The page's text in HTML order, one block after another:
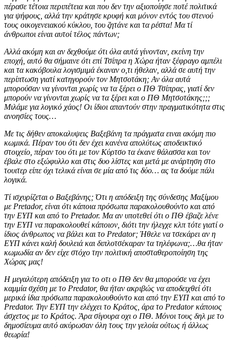
πέρασε τέτοια περιπέτεια και που δεν την αξιοποίησε ποτέ πολιτικά
για ψήφους, αλλά την κράτησε κρυφή και μόνον εντός του στενού
τους οικογενειακού κύκλου, του ζητάνε και τα ρέστα! Μα τί
άνθρωποι είναι αυτοί τέλος πάντων;
Αλλά ακόμη και αν δεχθούμε ότι όλα αυτά γίνονταν, εκείνη την
εποχή, αυτό θα σήμαινε ότι επί Τσίπρα η Χώρα ήταν ξέφραγο αμπέλι
και τα κακόβουλα λογισμιμά έκαναν ο,τι ήθελαν, αλλά σε αυτή την
περίπτωση γιατί κατηγορούν τον Μητσοτάκη; Αν όλα αυτά
μπορούσαν να γίνονται χωρίς να τα ξέρει ο ΠΘ Τσίπρας, γιατί δεν
μπορούν να γίνονται χωρίς να τα ξέρει και ο ΠΘ Μητσοτάκης;;;
Μιλάμε για λογικό χάος! Οι ίδιοι απαντούν στην πραγματικότητα στις
ανοησίες τους…
Με τις δήθεν αποκαλυψεις Βαξεβάνη τα πράγματα ειναι ακόμη πιο
κωμικά. Πέραν του ότι δεν έχει κανένα απολύτως αποδεικτικό
στοιχείο, πέραν του ότι με τον Κύρτσο τα έκανε θάλασσα και τον
έβαλε στο εξώφυλλο και στις δυο λίστες και μετά με ανάρτηση στο
τουιτερ είπε όχι τελικά είναι σε μία από τις δύο… ας τα δούμε πάλι
λογικά.
Τί ισχυρίζεται ο Βαξεβάνης; Ότι η απόδειξη της σύνδεσης Μαξίμου
με Pretador, είναι ότι κάποια πρόσωπα παρακολουθούντο και από
την ΕΥΠ και από το Pretador. Μα αν υποτεθεί ότι ο ΠΘ έβαζε λένε
την ΕΥΠ να παρακολουθεί κάποιον, διότι την ήλεγχε κλπ τότε γιατί ο
ίδιος άνθρωπος να βάλει και το Predator; Ήθελε να τσεκάρει αν η
ΕΥΠ κάνει καλή δουλειά και διπλοτσέκαραν τα τηλέφωνα;…θα ήταν
κωμωδία αν δεν είχε στόχο την πολιτική αποσταθεροποίηση της
Χώρας μας!
Η μεγαλύτερη απόδειξη για το οτι ο ΠΘ δεν θα μπορούσε να έχει
καμμία σχέση με το Predator, θα ήταν ακριβώς να αποδειχθεί ότι
μερικά ίδια πρόσωπα παρακολουθούντο και από την ΕΥΠ και από το
Predator. Την ΕΥΠ την ελέγχει το Κράτος, άρα το Predator κάποιος
άσχετος με το Κράτος. Άρα σίγουρα οχι ο ΠΘ. Μόνοι τους δηλ με το
δημοσίευμα αυτό ακύρωσαν όλη τους την γελοία ούτως ή άλλως
θεωρία!